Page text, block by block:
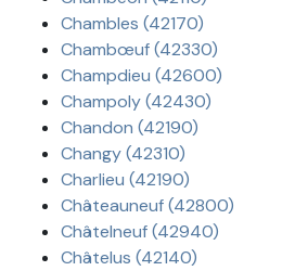
Chambles (42170)
Chambœuf (42330)
Champdieu (42600)
Champoly (42430)
Chandon (42190)
Changy (42310)
Charlieu (42190)
Châteauneuf (42800)
Châtelneuf (42940)
Châtelus (42140)